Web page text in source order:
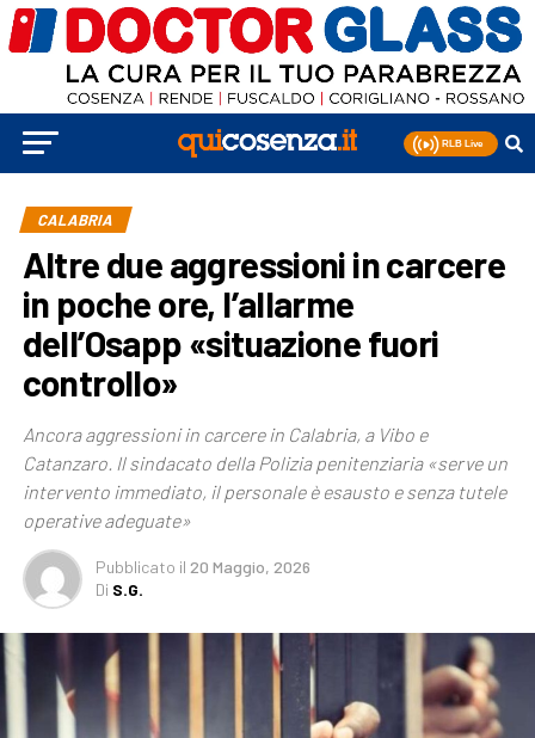
CALABRIA
Altre due aggressioni in carcere
in poche ore, l’allarme
dell’Osapp «situazione fuori
controllo»
Ancora aggressioni in carcere in Calabria, a Vibo e
Catanzaro. Il sindacato della Polizia penitenziaria «serve un
intervento immediato, il personale è esausto e senza tutele
operative adeguate»
Pubblicato il 20 Maggio, 2026
Di S.G.